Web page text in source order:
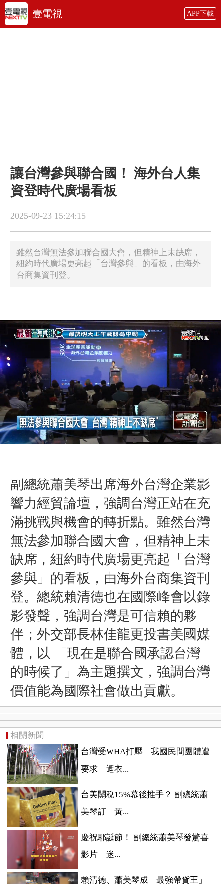
壹電視 APP下載
讓台灣參與聯合國！ 海外台人集
資登時代廣場看板
2025-09-23 15:24:15
雖然台灣無法參加聯合國大會，但精神上未缺席，
紐約時代廣場更亮起「台灣參與」的看板，由海外
台商集資刊登。
副總統蕭美琴出席海外台灣企業影
響力經貿論壇，強調台灣正站在充
滿挑戰與機會的轉折點。雖然台灣
無法參加聯合國大會，但精神上未
缺席，紐約時代廣場更亮起「台灣
參與」的看板，由海外台商集資刊
登。總統賴清德也在國際峰會以錄
影發聲，強調台灣是可信賴的夥
伴；外交部長林佳龍更投書美國媒
體， 以 「現在是聯合國承認台灣
的時候了」為主題撰文，強調台灣
價值能為國際社會做出貢獻。
相關新聞
台灣受WHA打壓 我國民間團體遭
要求「遮衣...
台美關稅15%幕後推手？ 副總統蕭
美琴訂「黃...
慶祝耶誕節！ 副總統蕭美琴發驚喜
影片 迷...
賴清德、蕭美琴成「最強帶貨王」